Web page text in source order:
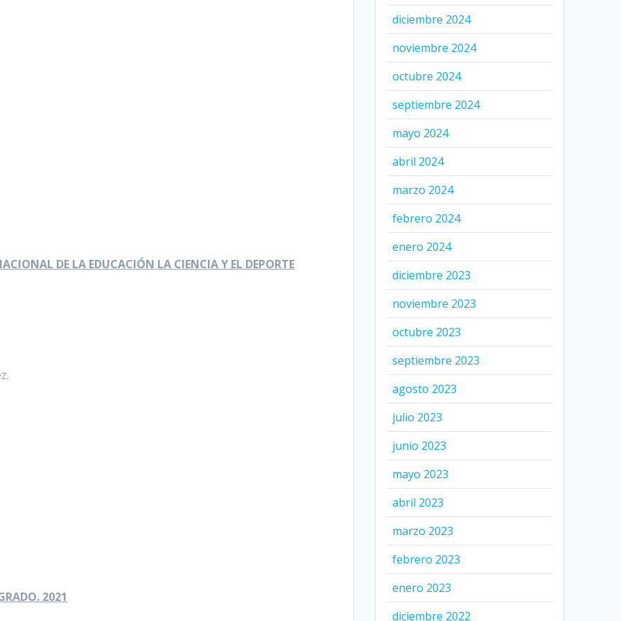
DE LA EDUCACIÓN LA CIENCIA Y EL DEPORTE
2021
diciembre 2024
noviembre 2024
octubre 2024
septiembre 2024
mayo 2024
abril 2024
marzo 2024
febrero 2024
enero 2024
diciembre 2023
noviembre 2023
octubre 2023
septiembre 2023
agosto 2023
julio 2023
junio 2023
mayo 2023
abril 2023
marzo 2023
febrero 2023
enero 2023
diciembre 2022